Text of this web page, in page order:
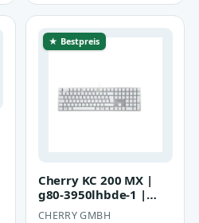
★ Bestpreis
Cherry KC 200 MX |
g80-3950lhbde-1 |
Tastatur - USB
CHERRY GMBH